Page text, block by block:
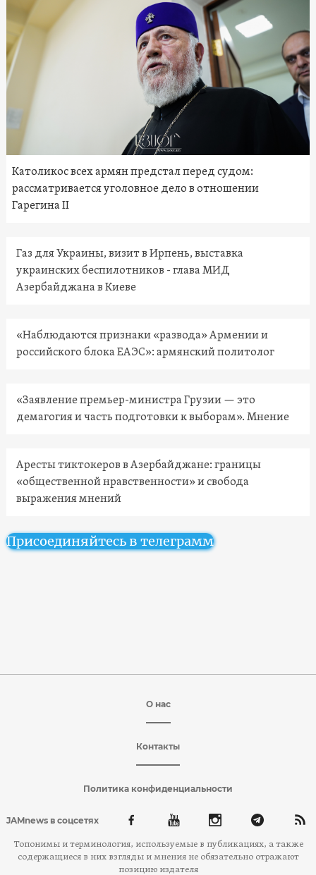
Католикос всех армян предстал перед судом:
рассматривается уголовное дело в отношении
Гарегина II
Газ для Украины, визит в Ирпень, выставка
украинских беспилотников - глава МИД
Азербайджана в Киеве
«Наблюдаются признаки «развода» Армении и
российского блока ЕАЭС»: армянский политолог
«Заявление премьер-министра Грузии — это
демагогия и часть подготовки к выборам». Мнение
Аресты тиктокеров в Азербайджане: границы
«общественной нравственности» и свобода
выражения мнений
Присоединяйтесь в телеграмм
О нас
Контакты
Политика конфиденциальности
JAMnews в соцсетях
Топонимы и терминология, используемые в публикациях, а также
содержащиеся в них взгляды и мнения не обязательно отражают
позицию издателя